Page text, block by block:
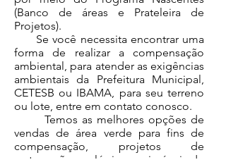
(Banco de áreas e Prateleira de
Projetos).
Se você necessita encontrar uma
forma de realizar a compensação
ambiental, para atender as exigências
ambientais da Prefeitura Municipal,
CETESB ou IBAMA, para seu terreno
ou lote, entre em contato conosco.
Temos as melhores opções de
vendas de área verde para fins de
compensação, projetos de
restauração ecológica em imóveis de